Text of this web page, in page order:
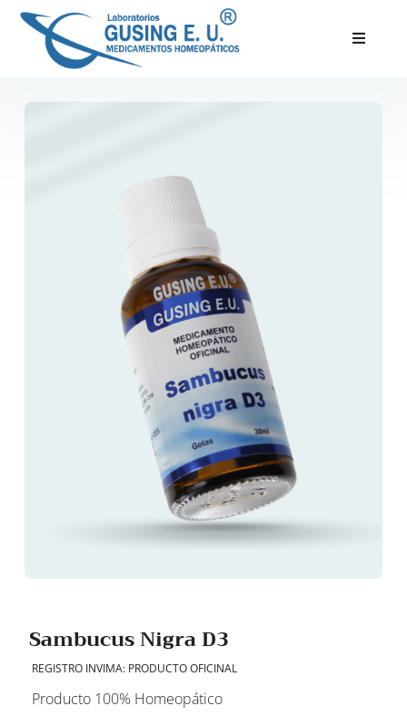
Sambucus Nigra D3
REGISTRO INVIMA: PRODUCTO OFICINAL
Producto 100% Homeopático